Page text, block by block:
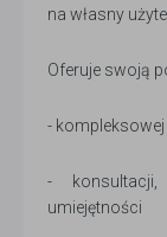
na własny
Oferuje swoją
-
- konsultacji,
umiejętności